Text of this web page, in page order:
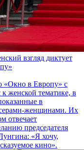
взгляд диктует
«Окно в Европу» с
к женской тематике, в
в
женщинами. Их
отвечает
председателя
«Я хочу,
кино».